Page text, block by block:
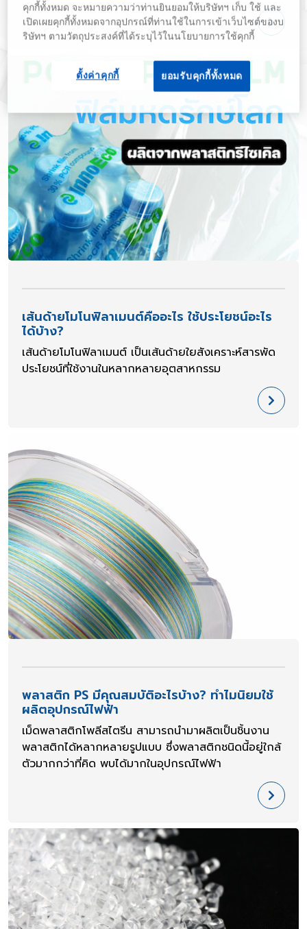
เส้นด้ายโมโนฟิลาเมนต์คืออะไร ใช้ประโยชน์อะไร
ได้บ้าง?
เส้นด้ายโมโนฟิลาเมนต์ เป็นเส้นด้ายใยสังเคราะห์สารพัด
ประโยชน์ที่ใช้งานในหลากหลายอุตสาหกรรม
พลาสติก PS มีคุณสมบัติอะไรบ้าง? ทำไมนิยมใช้
ผลิตอุปกรณ์ไฟฟ้า
เม็ดพลาสติกโพลีสไตรีน สามารถนำมาผลิตเป็นชิ้นงาน
พลาสติกได้หลากหลายรูปแบบ ซึ่งพลาสติกชนิดนี้อยู่ใกล้
ตัวมากกว่าที่คิด พบได้มากในอุปกรณ์ไฟฟ้า
คุกกี้ทั้งหมด จะหมายความว่าท่านยินยอมให้บริษัทฯ เก็บ ใช้ และ
เปิดเผยคุกกี้ทั้งหมดจากอุปกรณ์ที่ท่านใช้ในการเข้าเว็บไซต์ของบ
ริษัทฯ ตามวัตถุประสงค์ที่ได้ระบุไว้ในนโยบายการใช้คุกกี้
ยอมรับคุกกี้ทั้งหมด
ตั้งค่าคุกกี้